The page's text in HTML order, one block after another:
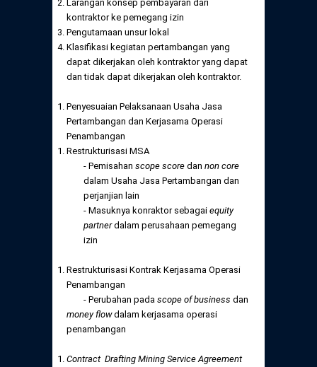
Larangan konsep pembayaran dari
kontraktor ke pemegang izin
Pengutamaan unsur lokal
Klasifikasi kegiatan pertambangan yang
dapat dikerjakan oleh kontraktor yang dapat
dan tidak dapat dikerjakan oleh kontraktor.
Penyesuaian Pelaksanaan Usaha Jasa
Pertambangan dan Kerjasama Operasi
Penambangan
Restrukturisasi MSA
- Pemisahan scope score dan non core
dalam Usaha Jasa Pertambangan dan
perjanjian lain
- Masuknya konraktor sebagai equity
partnerdalam perusahaan pemegang
izin
Restrukturisasi Kontrak Kerjasama Operasi
Penambangan
- Perubahan pada scope of business dan
money flowdalam kerjasama operasi
penambangan
Contract Drafting Mining Service Agreement